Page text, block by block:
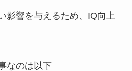
影響を与えるため、IQ向上
なのは以下